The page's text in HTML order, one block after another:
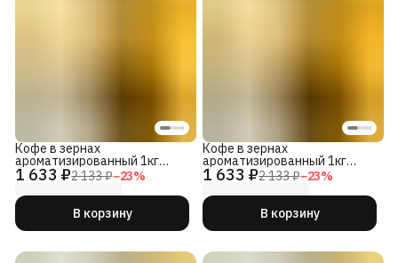
1 633 ₽2 133 ₽−23%
Кофе в зернах
ароматизированный 1кг
Ореховый Блюз 100%
Арабика
В корзину
1 633 ₽2 133 ₽−23%
Кофе в зернах
ароматизированный 1кг
Клубничный Рэп 100%
Арабика
В корзину